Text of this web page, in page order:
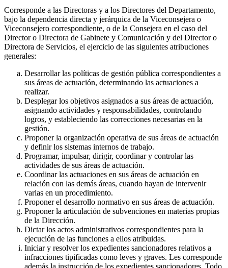
Corresponde a las Directoras y a los Directores del Departamento,
bajo la dependencia directa y jerárquica de la Viceconsejera o
Viceconsejero correspondiente, o de la Consejera en el caso del
Director o Directora de Gabinete y Comunicación y del Director o
Directora de Servicios, el ejercicio de las siguientes atribuciones
generales:
Desarrollar las políticas de gestión pública correspondientes a
sus áreas de actuación, determinando las actuaciones a
realizar.
Desplegar los objetivos asignados a sus áreas de actuación,
asignando actividades y responsabilidades, controlando
logros, y estableciendo las correcciones necesarias en la
gestión.
Proponer la organización operativa de sus áreas de actuación
y definir los sistemas internos de trabajo.
Programar, impulsar, dirigir, coordinar y controlar las
actividades de sus áreas de actuación.
Coordinar las actuaciones en sus áreas de actuación en
relación con las demás áreas, cuando hayan de intervenir
varias en un procedimiento.
Proponer el desarrollo normativo en sus áreas de actuación.
Proponer la articulación de subvenciones en materias propias
de la Dirección.
Dictar los actos administrativos correspondientes para la
ejecución de las funciones a ellos atribuidas.
Iniciar y resolver los expedientes sancionadores relativos a
infracciones tipificadas como leves y graves. Les corresponde
además la instrucción de los expedientes sancionadores. Todo